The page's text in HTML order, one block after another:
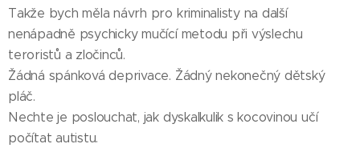
Takže bych měla návrh pro kriminalisty na další
nenápadně psychicky mučící metodu při výslechu
teroristů a zločinců.
Žádná spánková deprivace. Žádný nekonečný dětský
pláč.
Nechte je poslouchat, jak dyskalkulik s kocovinou učí
počítat autistu.